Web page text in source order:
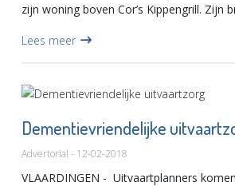
zijn woning boven Cor’s Kippengrill. Zijn
Lees meer
Dementievriendelijke
Advertorial - 12-02-2018
VLAARDINGEN - Uitvaartplanners